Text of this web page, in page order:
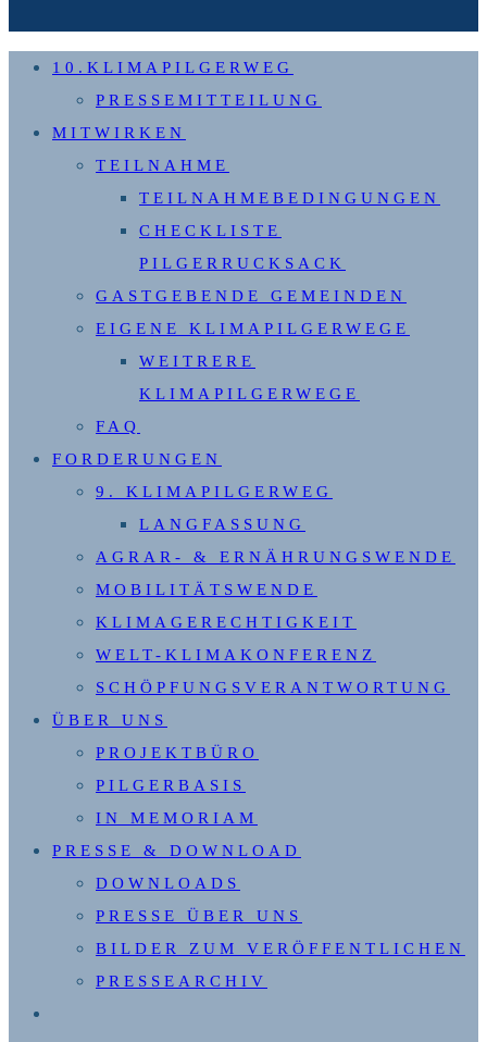
10.KLIMAPILGERWEG
PRESSEMITTEILUNG
MITWIRKEN
TEILNAHME
TEILNAHMEBEDINGUNGEN
CHECKLISTE
PILGERRUCKSACK
GASTGEBENDE GEMEINDEN
EIGENE KLIMAPILGERWEGE
WEITRERE
KLIMAPILGERWEGE
FAQ
FORDERUNGEN
9. KLIMAPILGERWEG
LANGFASSUNG
AGRAR- & ERNÄHRUNGSWENDE
MOBILITÄTSWENDE
KLIMAGERECHTIGKEIT
WELT-KLIMAKONFERENZ
SCHÖPFUNGSVERANTWORTUNG
ÜBER UNS
PROJEKTBÜRO
PILGERBASIS
IN MEMORIAM
PRESSE & DOWNLOAD
DOWNLOADS
PRESSE ÜBER UNS
BILDER ZUM VERÖFFENTLICHEN
PRESSEARCHIV